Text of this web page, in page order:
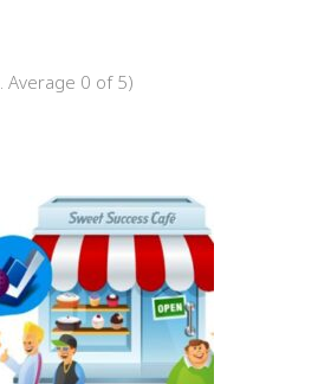
. Average 0 of 5)